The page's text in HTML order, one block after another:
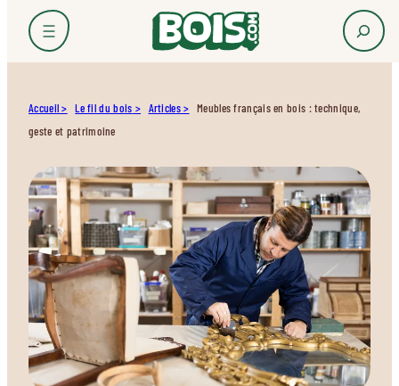
Accueil Le fil du bois Articles
Meubles français en bois : technique,
geste et patrimoine